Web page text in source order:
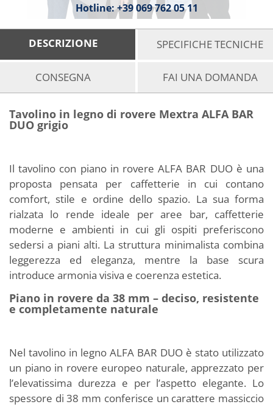
Hotline:+39 069 762 05 11
DESCRIZIONE SPECIFICHE TECNICHE
CONSEGNA FAI UNA DOMANDA
Tavolino in legno di rovere Mextra ALFA BAR
DUO grigio
Il tavolino con piano in rovere ALFA BAR DUO è una
proposta pensata per caffetterie in cui contano
comfort, stile e ordine dello spazio. La sua forma
rialzata lo rende ideale per aree bar, caffetterie
moderne e ambienti in cui gli ospiti preferiscono
sedersi a piani alti. La struttura minimalista combina
leggerezza ed eleganza, mentre la base scura
introduce armonia visiva e coerenza estetica.
Piano in rovere da 38 mm – deciso, resistente
e completamente naturale
Nel tavolino in legno ALFA BAR DUO è stato utilizzato
un piano in rovere europeo naturale, apprezzato per
l’elevatissima durezza e per l’aspetto elegante. Lo
spessore di 38 mm conferisce un carattere massiccio